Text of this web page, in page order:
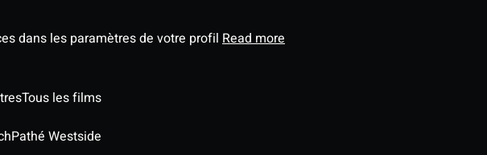
dans les paramètres de votre profil Read more
Tous les films
Pathé Westside